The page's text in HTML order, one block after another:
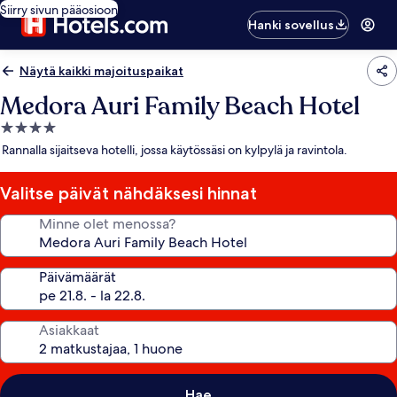
Siirry sivun pääosioon
Hanki sovellus
Näytä kaikki majoituspaikat
Medora Auri Family Beach Hotel
4.0
tähden
Rannalla sijaitseva hotelli, jossa käytössäsi on kylpylä ja ravintola.
Valitse päivät nähdäksesi hinnat
Minne olet menossa?
Päivämäärät
Asiakkaat